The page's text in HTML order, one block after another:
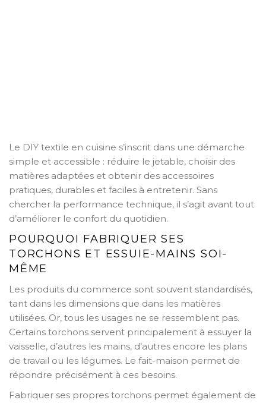
Le DIY textile en cuisine s’inscrit dans une démarche
simple et accessible : réduire le jetable, choisir des
matières adaptées et obtenir des accessoires
pratiques, durables et faciles à entretenir. Sans
chercher la performance technique, il s’agit avant tout
d’améliorer le confort du quotidien.
POURQUOI FABRIQUER SES
TORCHONS ET ESSUIE-MAINS SOI-
MÊME
Les produits du commerce sont souvent standardisés,
tant dans les dimensions que dans les matières
utilisées. Or, tous les usages ne se ressemblent pas.
Certains torchons servent principalement à essuyer la
vaisselle, d’autres les mains, d’autres encore les plans
de travail ou les légumes. Le fait-maison permet de
répondre précisément à ces besoins.
Fabriquer ses propres torchons permet également de